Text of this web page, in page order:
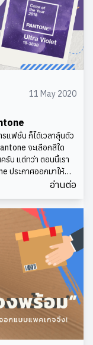
รออกแบบแพคเกจ
กค้ามีฐานะที่ชอบ
ทิศทางการ
จำหน่ายอย่างไร
หน่าย ซื้อขายใน
มาจำหน่ายไปแบบ
กัน สินค้า
กต่าง เพื่อดึงดูด
99designs
11 May 2020
จะเลือกสีใด
รับ แต่ทว่า ตอนนี้เรา
ประกาศออกมาให้
คือสีแห่งปี 2018! ซึ่ง
ULTRA
ไปด้วยความซับซ้อน ดู
ด้ถูกคัดเลือกให้เป็น
แพคเกจจิ้ง ซึ่งผล
งานดีไซน์เนอร์จาก
ออกแบบแพคเกจจิ้ง
งผลิตภัณฑ์จากแบรนด์
อกแบบที่มากขึ้นยิ่ง
วง Ultra Violet ที่
หยิบยกเป็นเครื่องมือ
ลิตและผู้บริโภคทุกๆ
อ่านต่อ